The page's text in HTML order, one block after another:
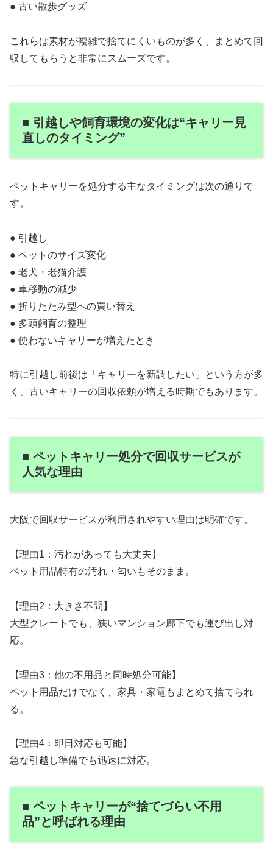
● 古い散歩グッズ
これらは素材が複雑で捨てにくいものが多く、まとめて回
収してもらうと非常にスムーズです。
■ 引越しや飼育環境の変化は“キャリー見
直しのタイミング”
ペットキャリーを処分する主なタイミングは次の通りで
す。
● 引越し
● ペットのサイズ変化
● 老犬・老猫介護
● 車移動の減少
● 折りたたみ型への買い替え
● 多頭飼育の整理
● 使わないキャリーが増えたとき
特に引越し前後は「キャリーを新調したい」という方が多
く、古いキャリーの回収依頼が増える時期でもあります。
■ ペットキャリー処分で回収サービスが
人気な理由
大阪で回収サービスが利用されやすい理由は明確です。
【理由1：汚れがあっても大丈夫】
ペット用品特有の汚れ・匂いもそのまま。
【理由2：大きさ不問】
大型クレートでも、狭いマンション廊下でも運び出し対
応。
【理由3：他の不用品と同時処分可能】
ペット用品だけでなく、家具・家電もまとめて捨てられ
る。
【理由4：即日対応も可能】
急な引越し準備でも迅速に対応。
■ ペットキャリーが“捨てづらい不用
品”と呼ばれる理由